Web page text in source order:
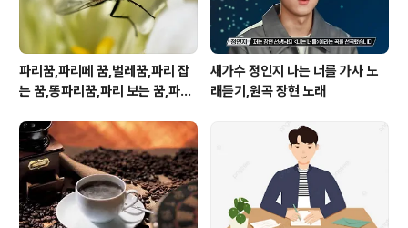
파리꿈,파리떼 꿈,벌레꿈,파리 잡
는 꿈,똥파리꿈,파리 보는 꿈,파리
새가수 정인지 나는 너를 가사 노
래듣기,원곡 장현 노래